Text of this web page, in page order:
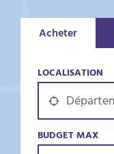
Acheter
LOCALISATION
BUDGET MAX